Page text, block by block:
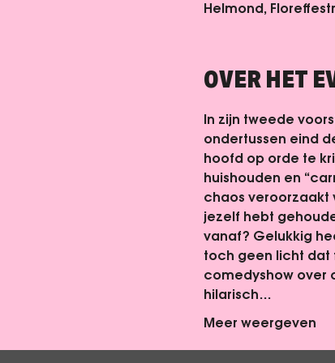
Helmond,
OVER HET
In zijn tweede
ondertussen eind
hoofd op orde te
huishouden en
chaos veroorzaakt
jezelf hebt
vanaf? Gelukkig
toch geen licht dat
comedyshow over
hilarisch…
Meer weergeven